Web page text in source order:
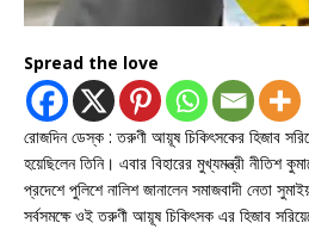
Spread the love
রোজদিন ডেস্ক : তরুণী আয়ূষ চিকিৎসকের হিজাব সরিয়ে
হয়েছিলেন তিনি। এবার বিহারের মুখ্যমন্ত্রী নীতিশ
প্রদেশে পুলিশে নালিশ জানালেন সমাজবাদী নেতা
সর্বসমক্ষে ওই তরুণী আয়ূষ চিকিৎসক এর হিজাব